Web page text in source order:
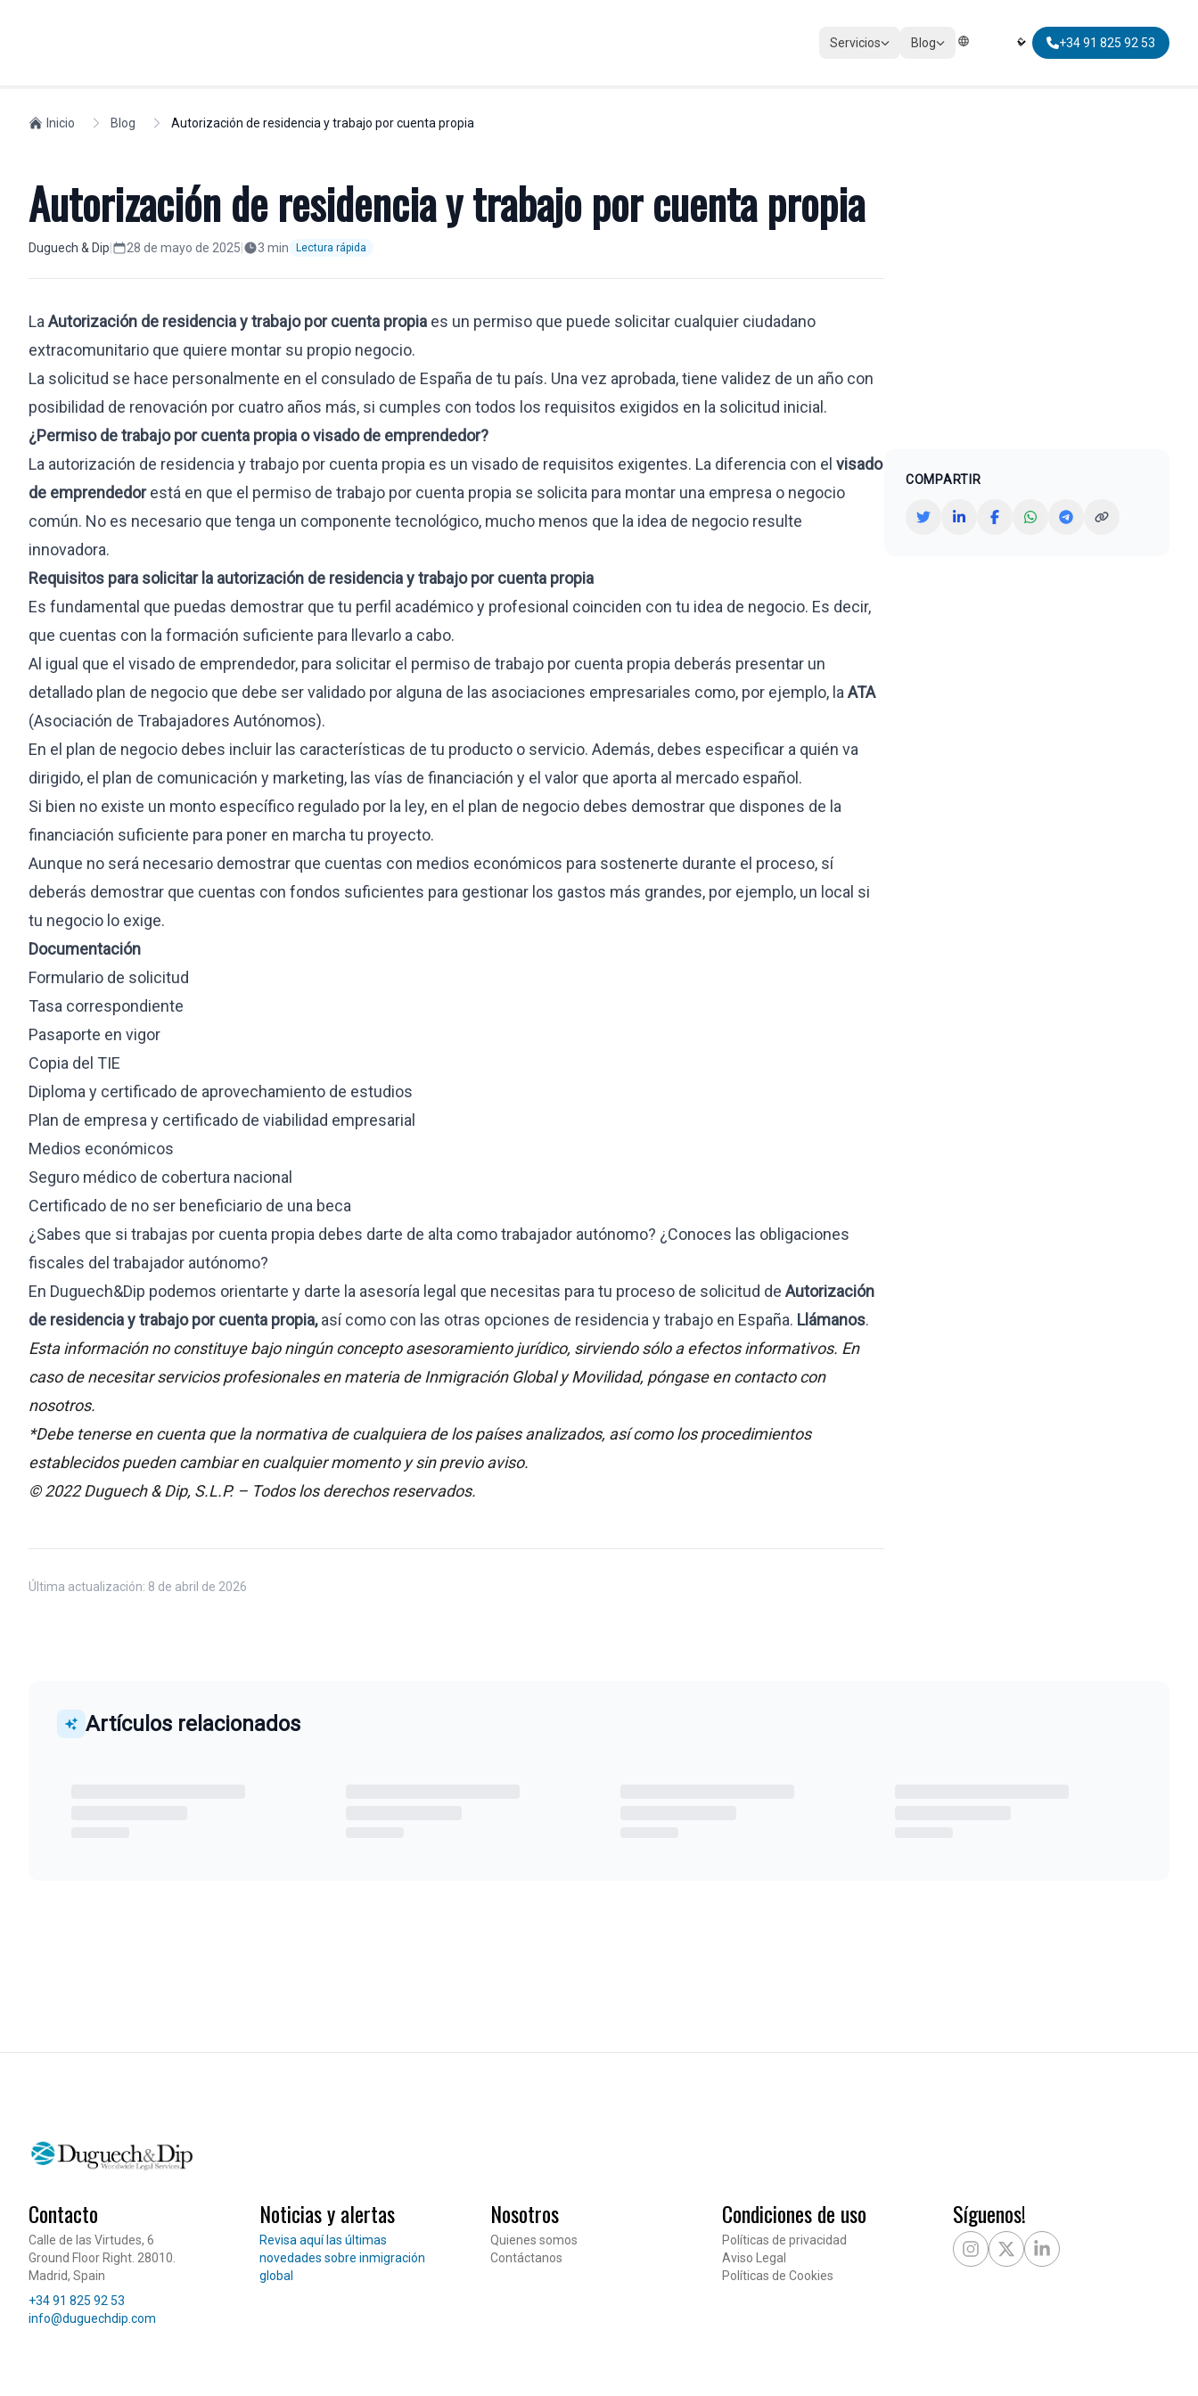
Servicios Blog
Elegir Idioma | Select Language
+34 91 825 92 53
PARTICULARES
Golden Visa
Residencia no lucrativa
Permiso de trabajo
Estudiantes
Despidos laborales
Visa nómada digital
Visa estudiante internacional
Visa búsqueda de empleo
Residencia larga duración
Prácticas profesionales
MOVILIDAD LABORAL
Visados
Seguridad Social
Expatriados
Profesionales altamente cualificados
Traslados intraempresariales
Desplazamiento trabajadores U.E.
Despidos
INMOBILIARIO
Compraventa
Herencias y activos
OTROS SERVICIOS
Paquete 360
Inicio Blog Autorización de residencia y trabajo por cuenta propia
Autorización de residencia y trabajo por cuenta propia
Duguech & Dip 28 de mayo de 2025 3 min Lectura rápida
La Autorización de residencia y trabajo por cuenta propia es un permiso que puede solicitar cualquier ciudadano
extracomunitario que quiere montar su propio negocio.
La solicitud se hace personalmente en el consulado de España de tu país. Una vez aprobada, tiene validez de un año con
posibilidad de renovación por cuatro años más, si cumples con todos los requisitos exigidos en la solicitud inicial.
¿Permiso de trabajo por cuenta propia o visado de emprendedor?
La autorización de residencia y trabajo por cuenta propia es un visado de requisitos exigentes. La diferencia con el visado
de emprendedorestá en que el permiso de trabajo por cuenta propia se solicita para montar una empresa o negocio
común. No es necesario que tenga un componente tecnológico, mucho menos que la idea de negocio resulte
innovadora.
Requisitos para solicitar la autorización de residencia y trabajo por cuenta propia
Es fundamental que puedas demostrar que tu perfil académico y profesional coinciden con tu idea de negocio. Es decir,
que cuentas con la formación suficiente para llevarlo a cabo.
Al igual que el visado de emprendedor, para solicitar el permiso de trabajo por cuenta propia deberás presentar un
detallado plan de negocio que debe ser validado por alguna de las asociaciones empresariales como, por ejemplo, la ATA
(Asociación de Trabajadores Autónomos).
En el plan de negocio debes incluir las características de tu producto o servicio. Además, debes especificar a quién va
dirigido, el plan de comunicación y marketing, las vías de financiación y el valor que aporta al mercado español.
Si bien no existe un monto específico regulado por la ley, en el plan de negocio debes demostrar que dispones de la
financiación suficiente para poner en marcha tu proyecto.
Aunque no será necesario demostrar que cuentas con medios económicos para sostenerte durante el proceso, sí
deberás demostrar que cuentas con fondos suficientes para gestionar los gastos más grandes, por ejemplo, un local si
tu negocio lo exige.
Documentación
Formulario de solicitud
Tasa correspondiente
Pasaporte en vigor
Copia del TIE
Diploma y certificado de aprovechamiento de estudios
Plan de empresa y certificado de viabilidad empresarial
Medios económicos
Seguro médico de cobertura nacional
Certificado de no ser beneficiario de una beca
¿Sabes que si trabajas por cuenta propia debes darte de alta como trabajador autónomo? ¿Conoces las obligaciones
fiscales del trabajador autónomo?
En Duguech&Dip podemos orientarte y darte la asesoría legal que necesitas para tu proceso de solicitud de Autorización
de residencia y trabajo por cuenta propia,así como con las otras opciones de residencia y trabajo en España. Llámanos.
Esta información no constituye bajo ningún concepto asesoramiento jurídico, sirviendo sólo a efectos informativos. En
caso de necesitar servicios profesionales en materia de Inmigración Global y Movilidad, póngase en contacto con
nosotros.
*Debe tenerse en cuenta que la normativa de cualquiera de los países analizados, así como los procedimientos
establecidos pueden cambiar en cualquier momento y sin previo aviso.
© 2022 Duguech & Dip, S.L.P. – Todos los derechos reservados.
Última actualización: 8 de abril de 2026
COMPARTIR
Artículos relacionados
Contacto
Calle de las Virtudes, 6
Ground Floor Right. 28010.
Madrid, Spain
Teléfono
+34 91 825 92 53
Correo electrónico
info@duguechdip.com
Noticias y alertas
Lee nuestras noticias
Revisa aquí las últimas
novedades sobre inmigración
global
Nosotros
Quienes somos
Contáctanos
Condiciones de uso
Políticas de privacidad
Aviso Legal
Políticas de Cookies
Síguenos!
InstagramX TwitterLinkedIn